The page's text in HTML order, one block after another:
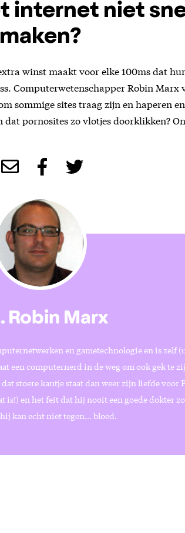
internet niet
maken?
winst maakt voor elke 100ms dat
Computerwetenschapper Robin Marx
sommige sites traag zijn en haperen
pornosites zo vlotjes doorklikken?
Robin Marx
en gametechnologie en is zelf
een computernerd in de weg om ook gek te
stoere kantje staat dan weer zijn liefde voor
is!) en het feit dat hij nooit een goede dokter
kan echt niet tegen… bloed.